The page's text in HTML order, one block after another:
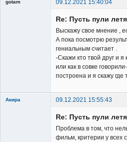
gotam
09.12.2021 15:40:04
Re: Пусть пули
Выскажу свое мнение ,
А пока посмотрю
гениальным считает .
-Скажи кто твой друг и я
или как в совке
построена и я скажу
Акира 09.12.2021 15:55:43
Re: Пусть пули
Проблема в том, что
фильм, критерии у всех